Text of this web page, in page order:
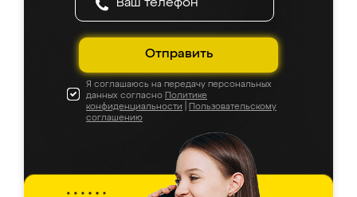
Отправить
Я соглашаюсь на передачу персональных
данных согласно Политике
конфиденциальности
Пользовательскому
соглашению